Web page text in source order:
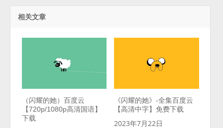
相关文章
（闪耀的她）百度云
【720p/1080p高清国语】
下载
《闪耀的她》-全集百度云
【高清中字】免费下载
2023年7月22日